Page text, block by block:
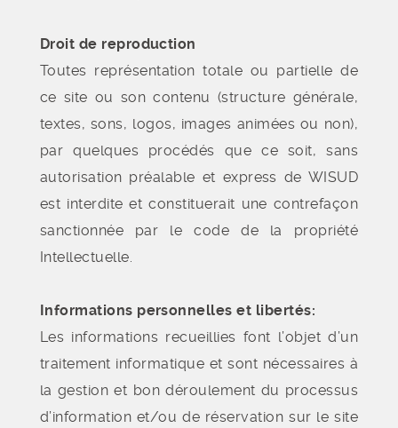
Droit de reproduction
Toutes représentation totale ou partielle de
ce site ou son contenu (structure générale,
textes, sons, logos, images animées ou non),
par quelques procédés que ce soit, sans
autorisation préalable et express de WISUD
est interdite et constituerait une contrefaçon
sanctionnée par le code de la propriété
Intellectuelle.
Informations personnelles et libertés:
Les informations recueillies font l’objet d’un
traitement informatique et sont nécessaires à
la gestion et bon déroulement du processus
d’information et/ou de réservation sur le site